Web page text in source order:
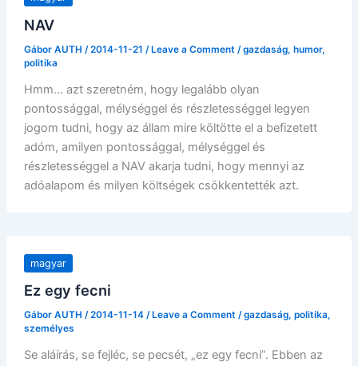
NAV
Gábor AUTH /2014-11-21 /Leave a Comment /gazdaság, humor,
politika
Hmm… azt szeretném, hogy legalább olyan
pontossággal, mélységgel és részletességgel legyen
jogom tudni, hogy az állam mire költötte el a befizetett
adóm, amilyen pontossággal, mélységgel és
részletességgel a NAV akarja tudni, hogy mennyi az
adóalapom és milyen költségek csökkentették azt.
magyar
Ez egy fecni
Gábor AUTH /2014-11-14 / Leave a Comment /gazdaság, politika,
személyes
Se aláírás, se fejléc, se pecsét, „ez egy fecni”. Ebben az